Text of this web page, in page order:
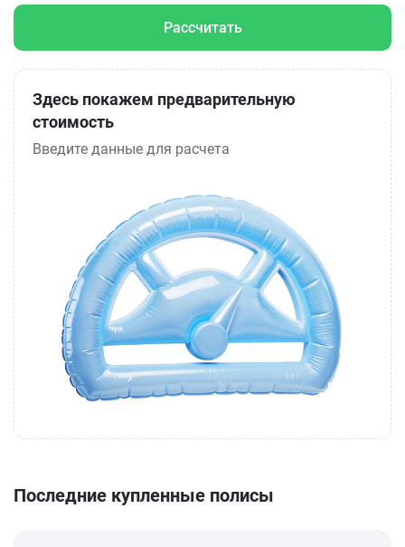
Рассчитать
Здесь покажем предварительную
стоимость
Введите данные для расчета
Последние купленные полисы